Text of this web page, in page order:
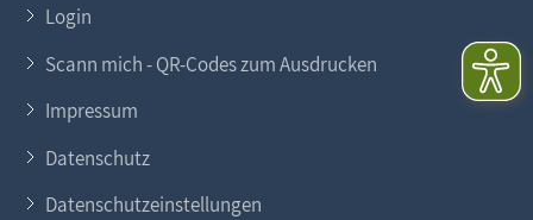
Login
Scann mich - QR-Codes zum Ausdrucken
Impressum
Datenschutz
Datenschutzeinstellungen